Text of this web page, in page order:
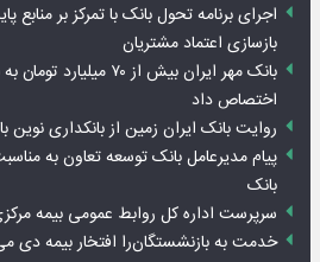
اجرای برنامه تحول بانک با تمرکز بر منابع
بازسازی اعتماد مشتریان
بانک مهر ایران بیش از
اختصاص داد
روایت بانک ایران زمین از بانکداری
بانک
سرپرست اداره کل روابط عمومی بیمه
خدمت به بازنشستگان‌را افتخار بیمه دی